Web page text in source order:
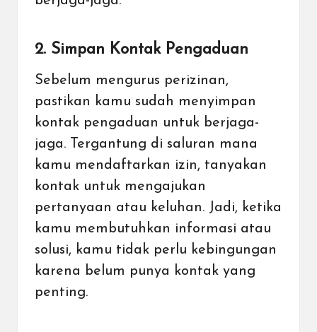
2. Simpan Kontak Pengaduan
Sebelum mengurus perizinan,
pastikan kamu sudah menyimpan
kontak pengaduan untuk berjaga-
jaga. Tergantung di saluran mana
kamu mendaftarkan izin, tanyakan
kontak untuk mengajukan
pertanyaan atau keluhan. Jadi, ketika
kamu membutuhkan informasi atau
solusi, kamu tidak perlu kebingungan
karena belum punya kontak yang
penting.